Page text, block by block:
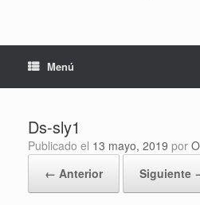
Menú
Ds-sly1
Publicado el 13 mayo, 2019 por
← Anterior
Siguiente